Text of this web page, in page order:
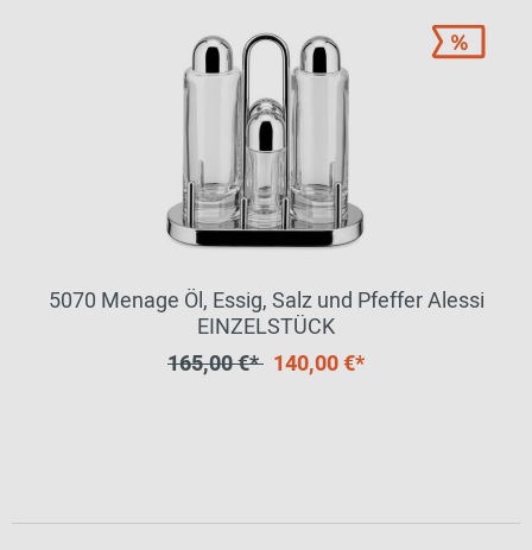
5070 Menage Öl, Essig, Salz und Pfeffer Alessi
EINZELSTÜCK
165,00 €* 140,00 €*